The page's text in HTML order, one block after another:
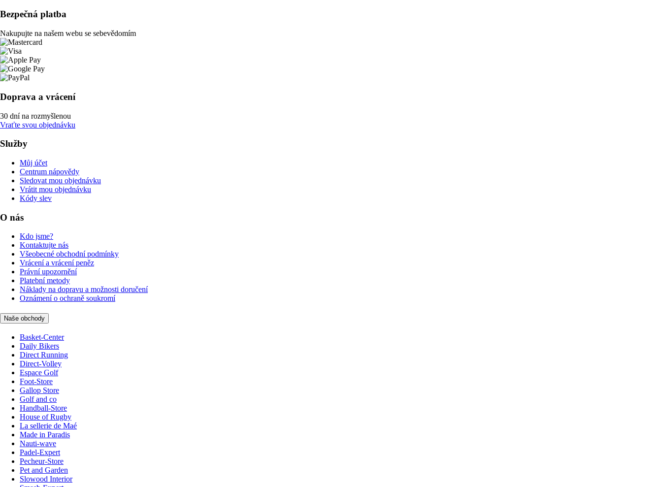
Bezpečná platba
Nakupujte na našem webu se sebevědomím
Doprava a vrácení
30 dní na rozmyšlenou
Vraťte svou objednávku
Služby
Můj účet
Centrum nápovědy
Sledovat mou objednávku
Vrátit mou objednávku
Kódy slev
O nás
Kdo jsme?
Kontaktujte nás
Všeobecné obchodní podmínky
Vrácení a vrácení peněz
Právní upozornění
Platební metody
Náklady na dopravu a možnosti doručení
Oznámení o ochraně soukromí
Naše obchody
Basket-Center
Daily Bikers
Direct Running
Direct-Volley
Espace Golf
Foot-Store
Gallop Store
Golf and co
Handball-Store
House of Rugby
La sellerie de Maé
Made in Paradis
Nauti-wave
Padel-Expert
Pecheur-Store
Pet and Garden
Slowood Interior